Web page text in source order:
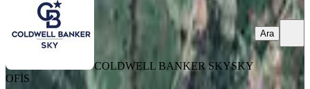
COLDWELL BANKER SKYSKY
OFİS
Ara